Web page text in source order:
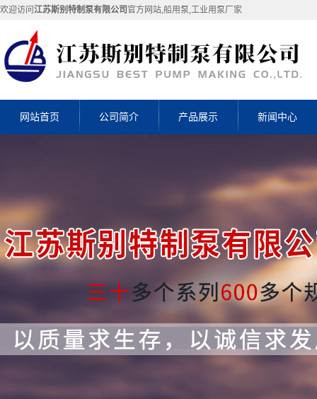
欢迎访问 江苏斯别特制泵有限公司 官方网站,船用泵,工业用泵厂家
网站首页 公司简介 产品展示 新闻中心